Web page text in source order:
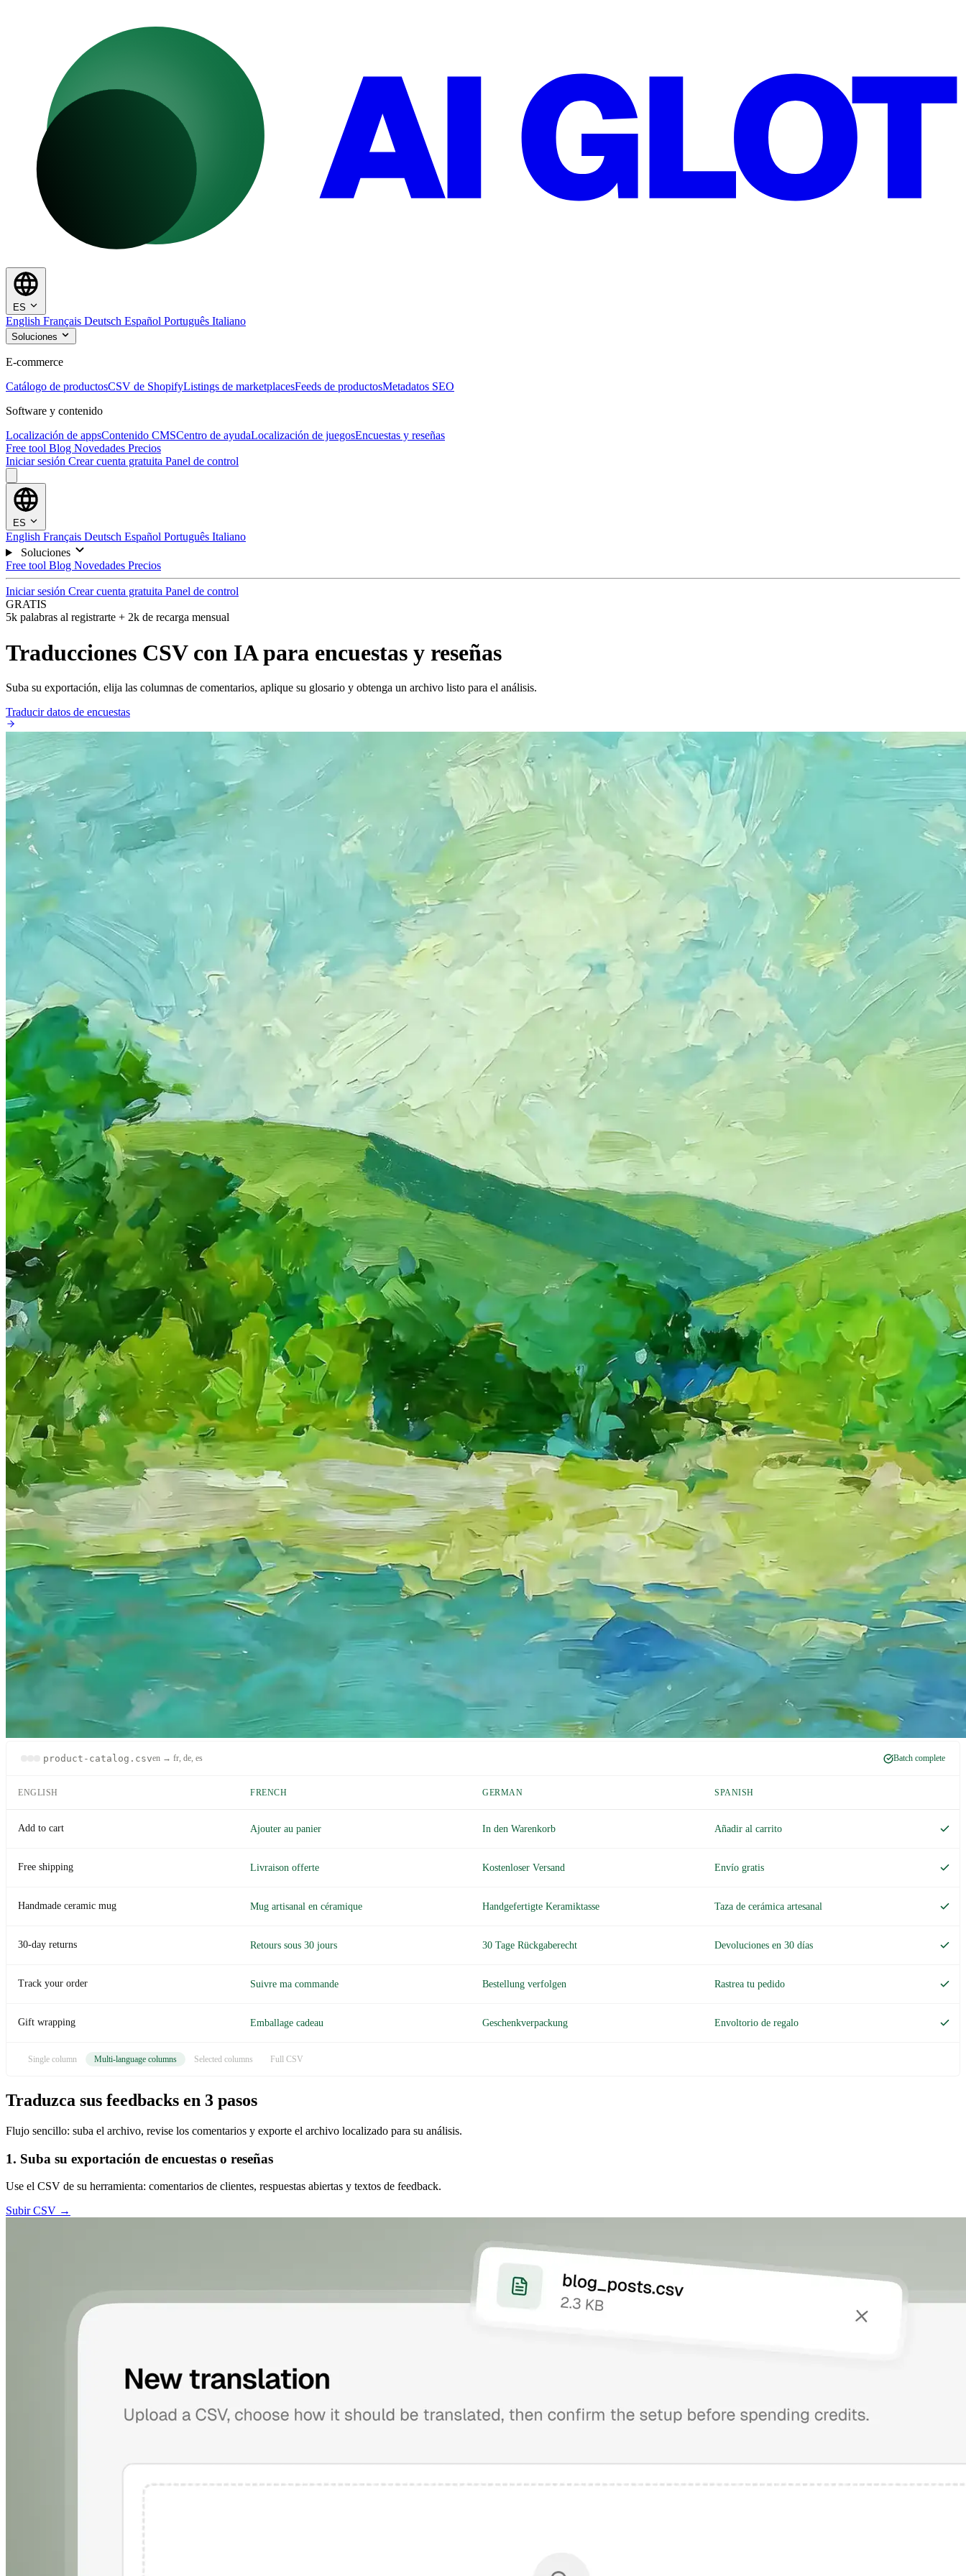
ES
English Français Deutsch Español Português Italiano
Soluciones
E-commerce
Catálogo de productosCSV de ShopifyListings de marketplacesFeeds de productosMetadatos SEO
Software y contenido
Localización de appsContenido CMSCentro de ayudaLocalización de juegosEncuestas y reseñas
Free tool Blog Novedades Precios
Iniciar sesión Crear cuenta gratuita Panel de control
ES
English Français Deutsch Español Português Italiano
Soluciones
Free tool Blog Novedades Precios
Iniciar sesión Crear cuenta gratuita Panel de control
GRATIS
5k palabras al registrarte + 2k de recarga mensual
Traducciones CSV con IA para encuestas y reseñas
Suba su exportación, elija las columnas de comentarios, aplique su glosario y obtenga un archivo listo para el análisis.
Traducir datos de encuestas
webflow-export.csven → nl Translating…
SLUG META DESCRIPTION
/pricing
/about
/features
/contact
/blog
/careers
Single column Multi-language columns Selected columns Full CSV
Traduzca sus feedbacks en 3 pasos
Flujo sencillo: suba el archivo, revise los comentarios y exporte el archivo localizado para su análisis.
1. Suba su exportación de encuestas o reseñas
Use el CSV de su herramienta: comentarios de clientes, respuestas abiertas y textos de feedback.
Subir CSV →